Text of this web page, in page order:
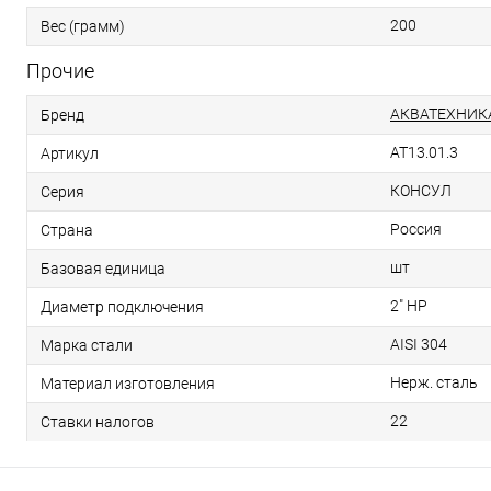
Вес (грамм) 200
Прочие
Бренд
Артикул AT13.01.3
Серия КОНСУЛ
Страна Россия
Базовая единица шт
Диаметр подключения 2" НР
Марка стали AISI 304
Материал изготовления Нерж. сталь
Ставки налогов 22